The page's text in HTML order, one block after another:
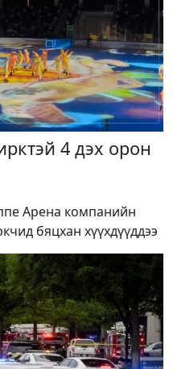
4 дэх орон
Арена компанийн
бяцхан хүүхдүүддээ